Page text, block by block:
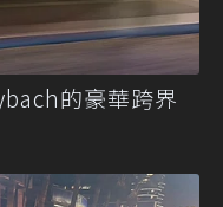
的豪華跨界